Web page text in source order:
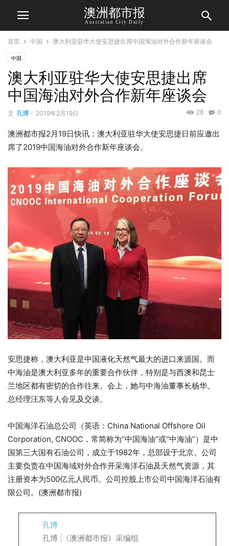
澳洲都市报
Australian City Daily
首页 中国 澳大利亚驻华大使安思捷出席中国海油对外合作新年座谈会
中国
澳大利亚驻华大使安思捷出席
中国海油对外合作新年座谈会
文 孔博 - 2019年2月19日 0
28
澳洲都市报2月19日快讯：澳大利亚驻华大使安思捷日前应邀出
席了2019中国海油对外合作新年座谈会。
安思捷称，澳大利亚是中国液化天然气最大的进口来源国。而
中海油是澳大利亚多年的重要合作伙伴，特别是与西澳和昆士
兰地区都有密切的合作往来。会上，她与中海油董事长杨华、
总经理汪东等人会见及交谈。
中国海洋石油总公司（英语：China National Offshore Oil
Corporation, CNOOC，常简称为“中国海油”或“中海油”）是中
国第三大国有石油公司，成立于1982年，总部设于北京。公司
主要负责在中国海域对外合作开采海洋石油及天然气资源，其
注册资本为500亿元人民币。公司控股上市公司中国海洋石油有
限公司。(澳洲都市报)
孔博
孔博 |《澳洲都市报》采编组